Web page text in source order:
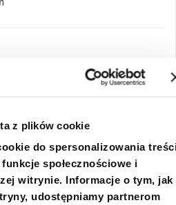
z plików cookie
do spersonalizowania
społecznościowe i
witrynie. Informacje o tym, jak
udostępniamy partnerom